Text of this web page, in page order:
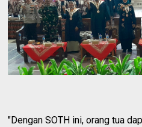
"Dengan SOTH ini, orang tua